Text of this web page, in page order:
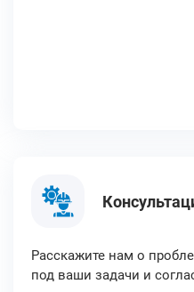
Расскажите нам о
под ваши задачи и